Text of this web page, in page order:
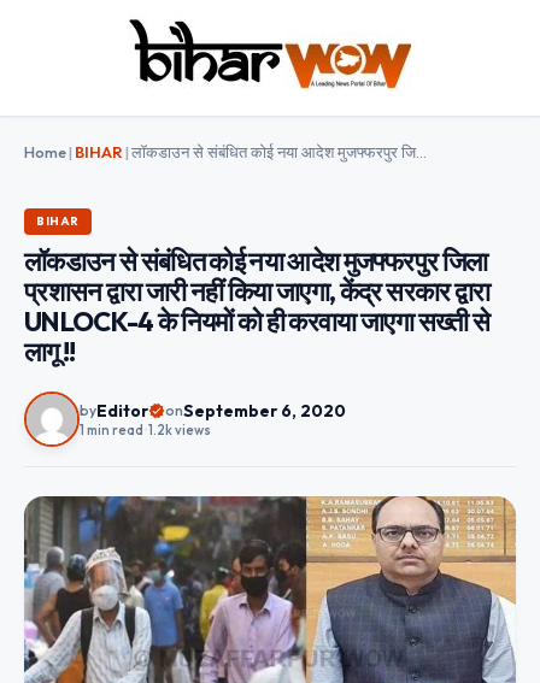
Home| BIHAR| लॉकडाउन से संबंधित कोई नया आदेश मुजफ्फरपुर जिला प्रशासन द्वारा जारी नहीं किया जाएगा, केंद्र सरकार द्वारा UNLOCK-4 के नियमों को ही करवाया जाएगा सख्ती से लागू !!
BIHAR
लॉकडाउन से संबंधित कोई नया आदेश मुजफ्फरपुर जिला
प्रशासन द्वारा जारी नहीं किया जाएगा, केंद्र सरकार द्वारा
UNLOCK-4 के नियमों को ही करवाया जाएगा सख्ती से
लागू !!
byEditor onSeptember 6, 2020
1 min read 1.2k views